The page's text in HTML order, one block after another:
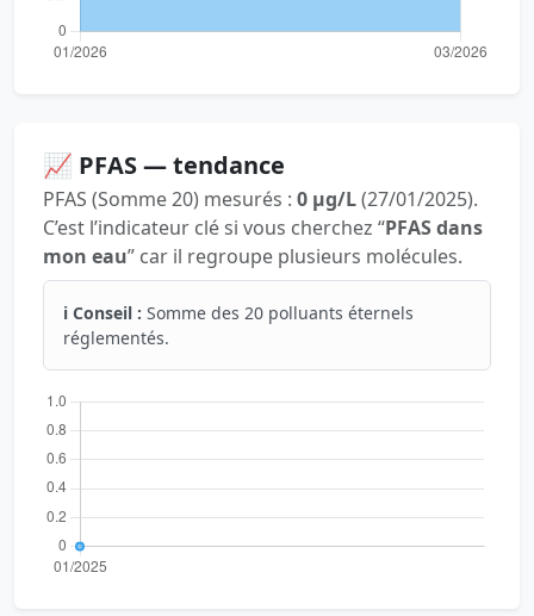
📈 PFAS — tendance
PFAS (Somme 20) mesurés : 0 µg/L(27/01/2025).
C’est l’indicateur clé si vous cherchez “PFAS dans
mon eau” car il regroupe plusieurs molécules.
ℹ️ Conseil : Somme des 20 polluants éternels
réglementés.